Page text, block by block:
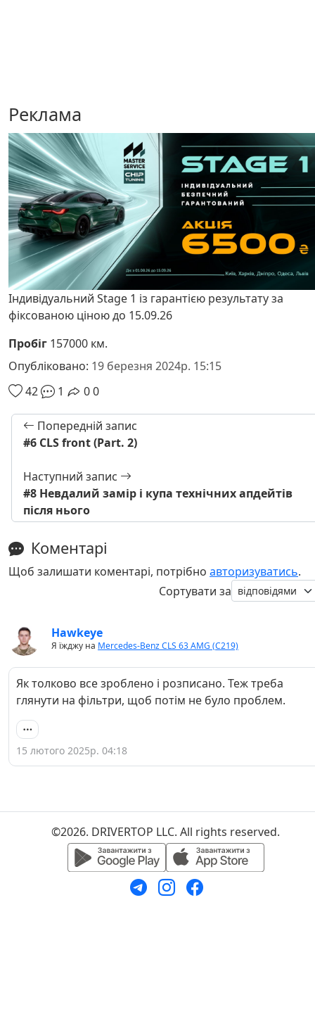
Реклама
Індивідуальний Stage 1 із гарантією результату за
фіксованою ціною до 15.09.26
Пробіг 157000 км.
Опубліковано: 19 березня 2024р. 15:15
42
1 00
Попередній запис
#6 СLS front (Part. 2)
Наступний запис
#8 Невдалий замір і купа технічних апдейтів
після нього
Коментарі
Щоб залишати коментарі, потрібно авторизуватись.
Сортувати за
Hawkeye
Я їжджу на Mercedes-Benz CLS 63 AMG (C219)
Як толково все зроблено і розписано. Теж треба
глянути на фільтри, щоб потім не було проблем.
15 лютого 2025р. 04:18
©2026. DRIVERTOP LLC. All rights reserved.